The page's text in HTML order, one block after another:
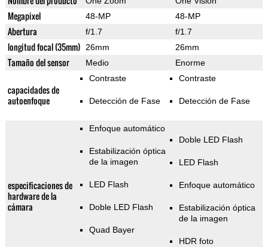
Megapixel 48-MP 48-MP
Abertura f/1.7 f/1.7
longitud focal (35mm) 26mm 26mm
Tamaño del sensor Medio Enorme
capacidades de
autoenfoque
Contraste
Detección de Fase
Contraste
Detección de Fase
especificaciones de
hardware de la
cámara
Enfoque automático
Estabilización óptica
de la imagen
LED Flash
Doble LED Flash
Quad Bayer
Doble LED Flash
LED Flash
Enfoque automático
Estabilización óptica
de la imagen
HDR foto